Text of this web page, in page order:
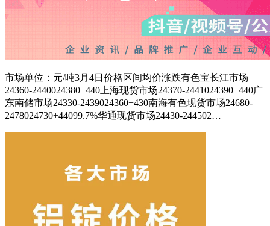
市场单位：元/吨3月4日价格区间均价涨跌有色宝长江市场
24360-2440024380+440上海现货市场24370-2441024390+440广
东南储市场24330-2439024360+430南海有色现货市场24680-
2478024730+44099.7%华通现货市场24430-244502…